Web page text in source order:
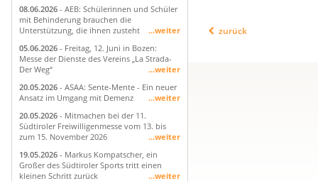
08.06.2026 - AEB: Schülerinnen und Schüler
mit Behinderung brauchen die
Unterstützung, die ihnen zusteht
...weiter
05.06.2026 - Freitag, 12. Juni in Bozen:
Messe der Dienste des Vereins „La Strada-
Der Weg“
...weiter
20.05.2026 - ASAA: Sente-Mente - Ein neuer
Ansatz im Umgang mit Demenz
...weiter
20.05.2026 - Mitmachen bei der 11.
Südtiroler Freiwilligenmesse vom 13. bis
zum 15. November 2026
...weiter
19.05.2026 - Markus Kompatscher, ein
Großer des Südtiroler Sports tritt einen
kleinen Schritt zurück
...weiter
zurück